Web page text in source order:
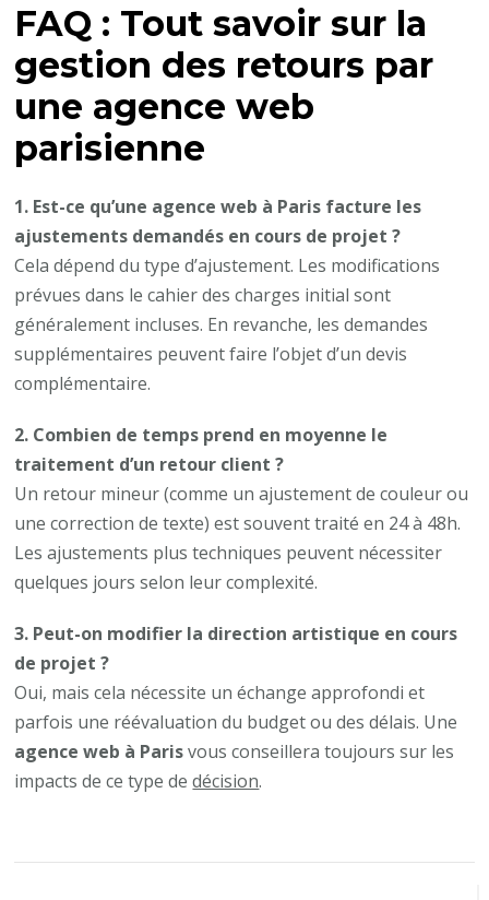
FAQ : Tout savoir sur la
gestion des retours par
une agence web
parisienne
1. Est-ce qu’une agence web à Paris facture les
ajustements demandés en cours de projet ?
Cela dépend du type d’ajustement. Les modifications
prévues dans le cahier des charges initial sont
généralement incluses. En revanche, les demandes
supplémentaires peuvent faire l’objet d’un devis
complémentaire.
2. Combien de temps prend en moyenne le
traitement d’un retour client ?
Un retour mineur (comme un ajustement de couleur ou
une correction de texte) est souvent traité en 24 à 48h.
Les ajustements plus techniques peuvent nécessiter
quelques jours selon leur complexité.
3. Peut-on modifier la direction artistique en cours
de projet ?
Oui, mais cela nécessite un échange approfondi et
parfois une réévaluation du budget ou des délais. Une
agence web à Parisvous conseillera toujours sur les
impacts de ce type dedécision.